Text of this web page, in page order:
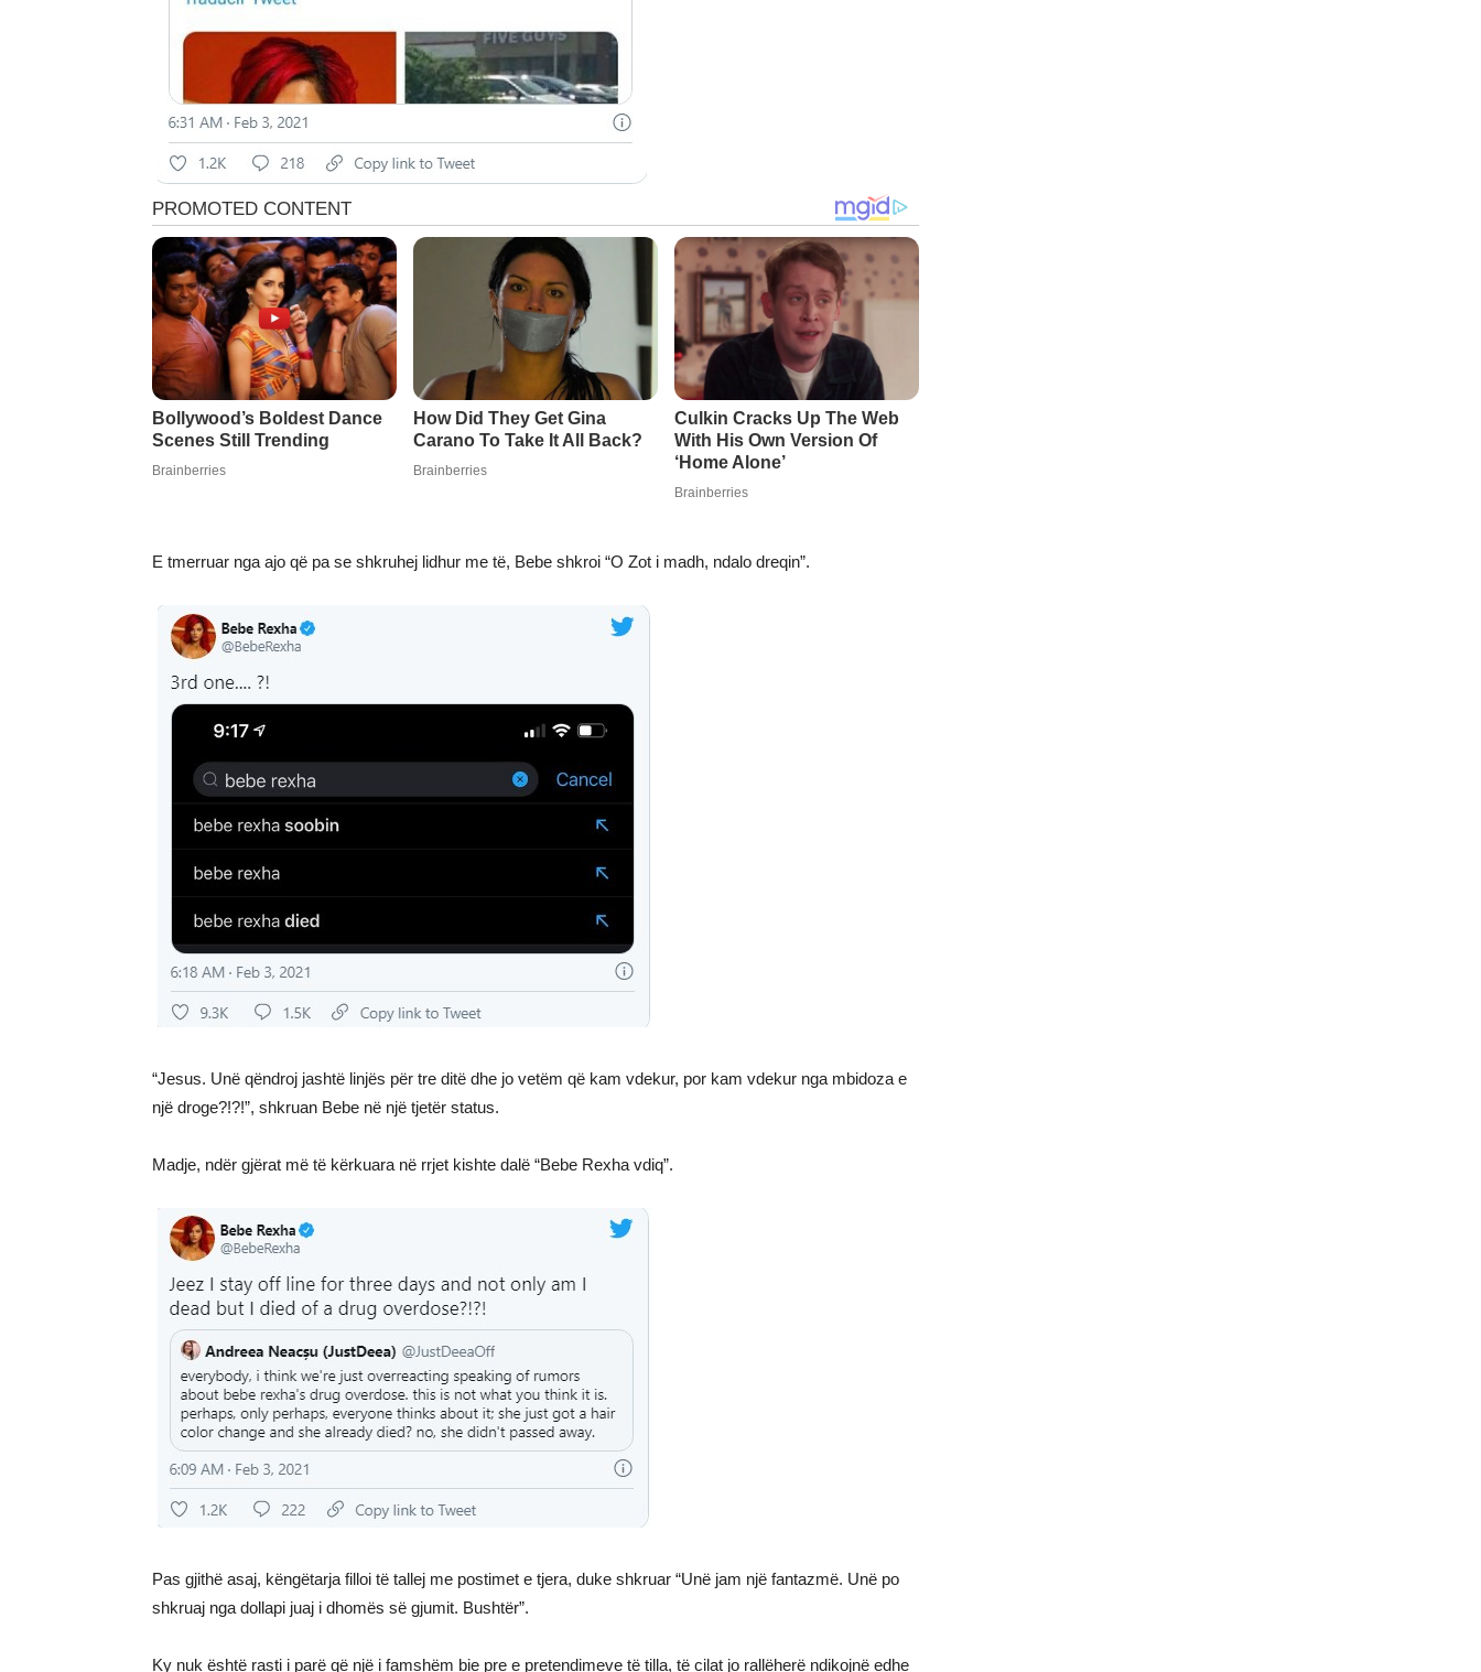
E tmerruar nga ajo që pa se shkruhej lidhur me të, Bebe shkroi “O Zot i madh, ndalo dreqin”.
“Jesus. Unë qëndroj jashtë linjës për tre ditë dhe jo vetëm që kam vdekur, por kam vdekur nga mbidoza e
një droge?!?!”, shkruan Bebe në një tjetër status.
Madje, ndër gjërat më të kërkuara në rrjet kishte dalë “Bebe Rexha vdiq”.
Pas gjithë asaj, këngëtarja filloi të tallej me postimet e tjera, duke shkruar “Unë jam një fantazmë. Unë po
shkruaj nga dollapi juaj i dhomës së gjumit. Bushtër”.
Ky nuk është rasti i parë që një i famshëm bie pre e pretendimeve të tilla, të cilat jo rallëherë ndikojnë edhe